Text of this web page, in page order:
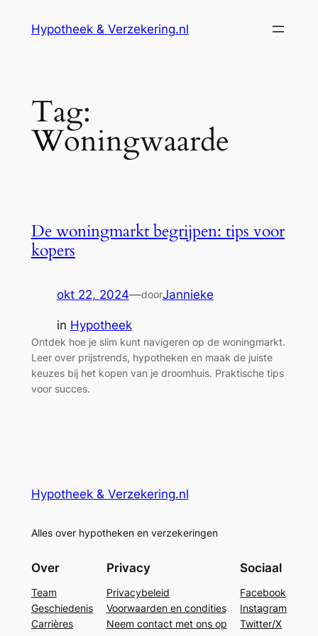
Hypotheek & Verzekering.nl
Tag:
Woningwaarde
De woningmarkt begrijpen: tips voor
kopers
okt 22, 2024—doorJannieke
in Hypotheek
Ontdek hoe je slim kunt navigeren op de woningmarkt.
Leer over prijstrends, hypotheken en maak de juiste
keuzes bij het kopen van je droomhuis. Praktische tips
voor succes.
Hypotheek & Verzekering.nl
Alles over hypotheken en verzekeringen
Over
Team
Geschiedenis
Carrières
Privacy
Privacybeleid
Voorwaarden en condities
Neem contact met ons op
Sociaal
Facebook
Instagram
Twitter/X